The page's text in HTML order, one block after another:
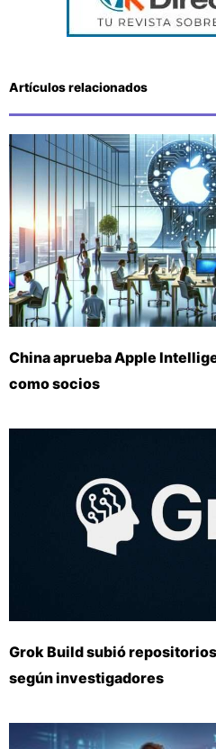
Artículos relacionados
China aprueba Apple
como socios
Grok Build subió
según investigadores